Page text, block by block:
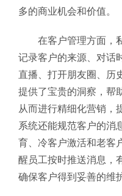
多的商业机会和价值。
在客户管理方面，
记录客户的来源、对话
直播、打开朋友圈、历
提供了宝贵的洞察，帮
从而进行精细化营销，
系统还能规范客户的消
育、冷客户激活和老客
醒员工按时推送消息，
确保客户得到妥善的维